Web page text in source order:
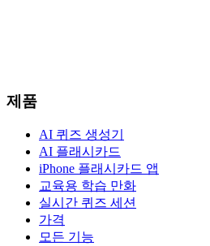
제품
AI 퀴즈 생성기
AI 플래시카드
iPhone 플래시카드 앱
교육용 학습 만화
실시간 퀴즈 세션
가격
모든 기능